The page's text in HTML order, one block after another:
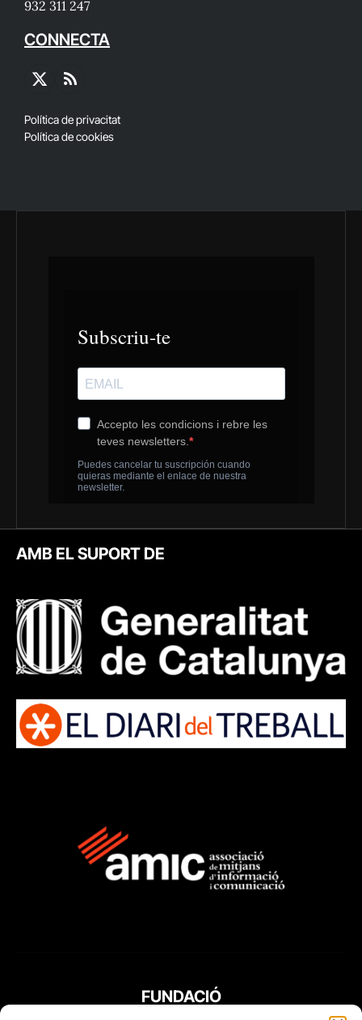
932 311 247
CONNECTA
X
RSS
Política de privacitat
Política de cookies
AMB EL SUPORT DE
FUNDACIÓ